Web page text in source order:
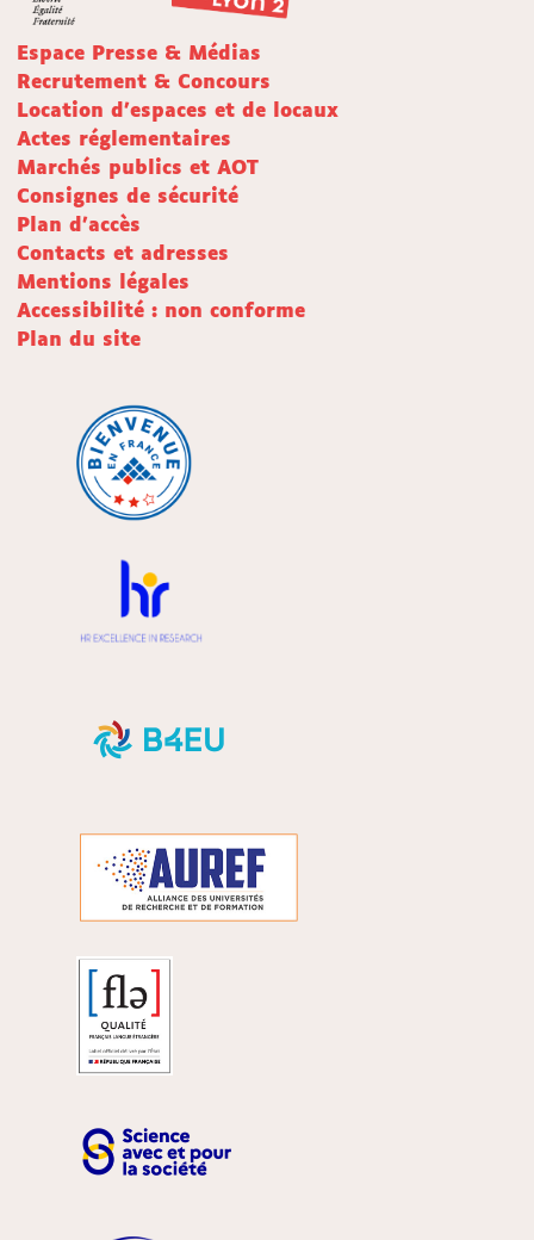
Espace Presse & Médias
Recrutement & Concours
Location d'espaces et de locaux
Actes réglementaires
Marchés publics et AOT
Consignes de sécurité
Plan d'accès
Contacts et adresses
Mentions légales
Accessibilité : non conforme
Plan du site